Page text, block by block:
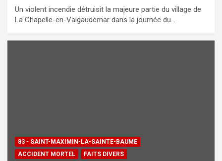
Un violent incendie détruisit la majeure partie du village de
La Chapelle-en-Valgaudémar dans la journée du…
83 - SAINT-MAXIMIN-LA-SAINTE-BAUME
ACCIDENT MORTEL
FAITS DIVERS